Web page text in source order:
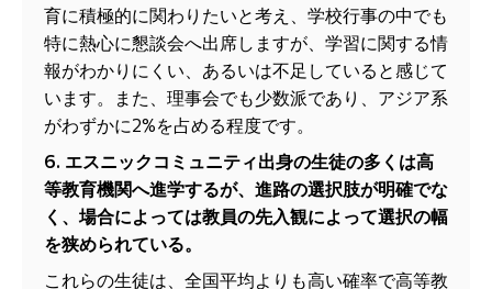
育に積極的に関わりたいと考え、学校行事の中でも
特に熱心に懇談会へ出席しますが、学習に関する情
報がわかりにくい、あるいは不足していると感じて
います。また、理事会でも少数派であり、アジア系
がわずかに2%を占める程度です。
6. エスニックコミュニティ出身の生徒の多くは高
等教育機関へ進学するが、進路の選択肢が明確でな
く、場合によっては教員の先入観によって選択の幅
を狭められている。
これらの生徒は、全国平均よりも高い確率で高等教